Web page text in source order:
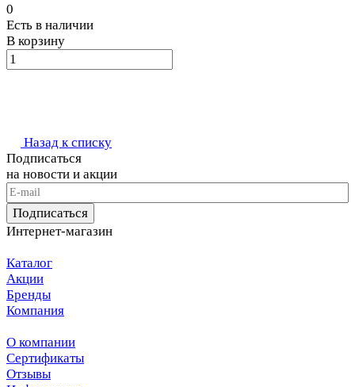
0
Есть в наличии
В корзину
Назад к списку
Подписаться
на новости и акции
Подписаться
Интернет-магазин
Каталог
Акции
Бренды
Компания
О компании
Сертификаты
Отзывы